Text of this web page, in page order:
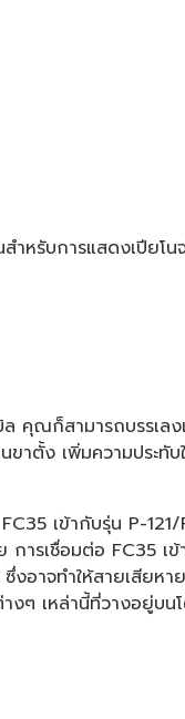
หรับการแสดงเปียโน
ล คุณก็สามารถบรรเล
ขาตั้ง เพิ่มความประ
เข้ากับรุ่น P-
ารเชื่อมต่อ FC35 เข้
งอาจทำให้สายเสียห
ๆ เหล่านี้ที่วางอยู่บนโ